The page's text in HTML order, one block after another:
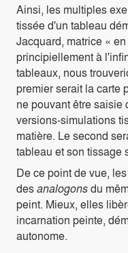
Ainsi, les multiples
tissée d'un tableau
Jacquard, matrice «
principiellement à
tableaux, nous
premier serait la carte
ne pouvant être
versions-simulations
matière. Le second
tableau et son tissage
De ce point de vue,
desanalogonsdu
peint. Mieux, elles
incarnation peinte,
autonome.